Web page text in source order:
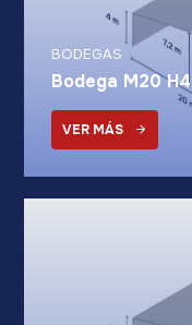
BODEGAS
Bodega M20 H4
VER MÁS